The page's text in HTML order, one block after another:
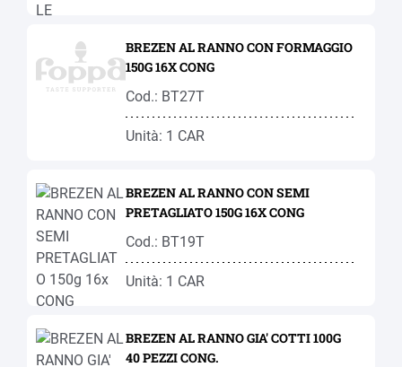
BREZEN AL RANNO CON FORMAGGIO
150G 16X CONG
Cod.: BT27T
Unità: 1 CAR
BREZEN AL RANNO CON SEMI
PRETAGLIATO 150G 16X CONG
Cod.: BT19T
Unità: 1 CAR
BREZEN AL RANNO GIA' COTTI 100G
40 PEZZI CONG.